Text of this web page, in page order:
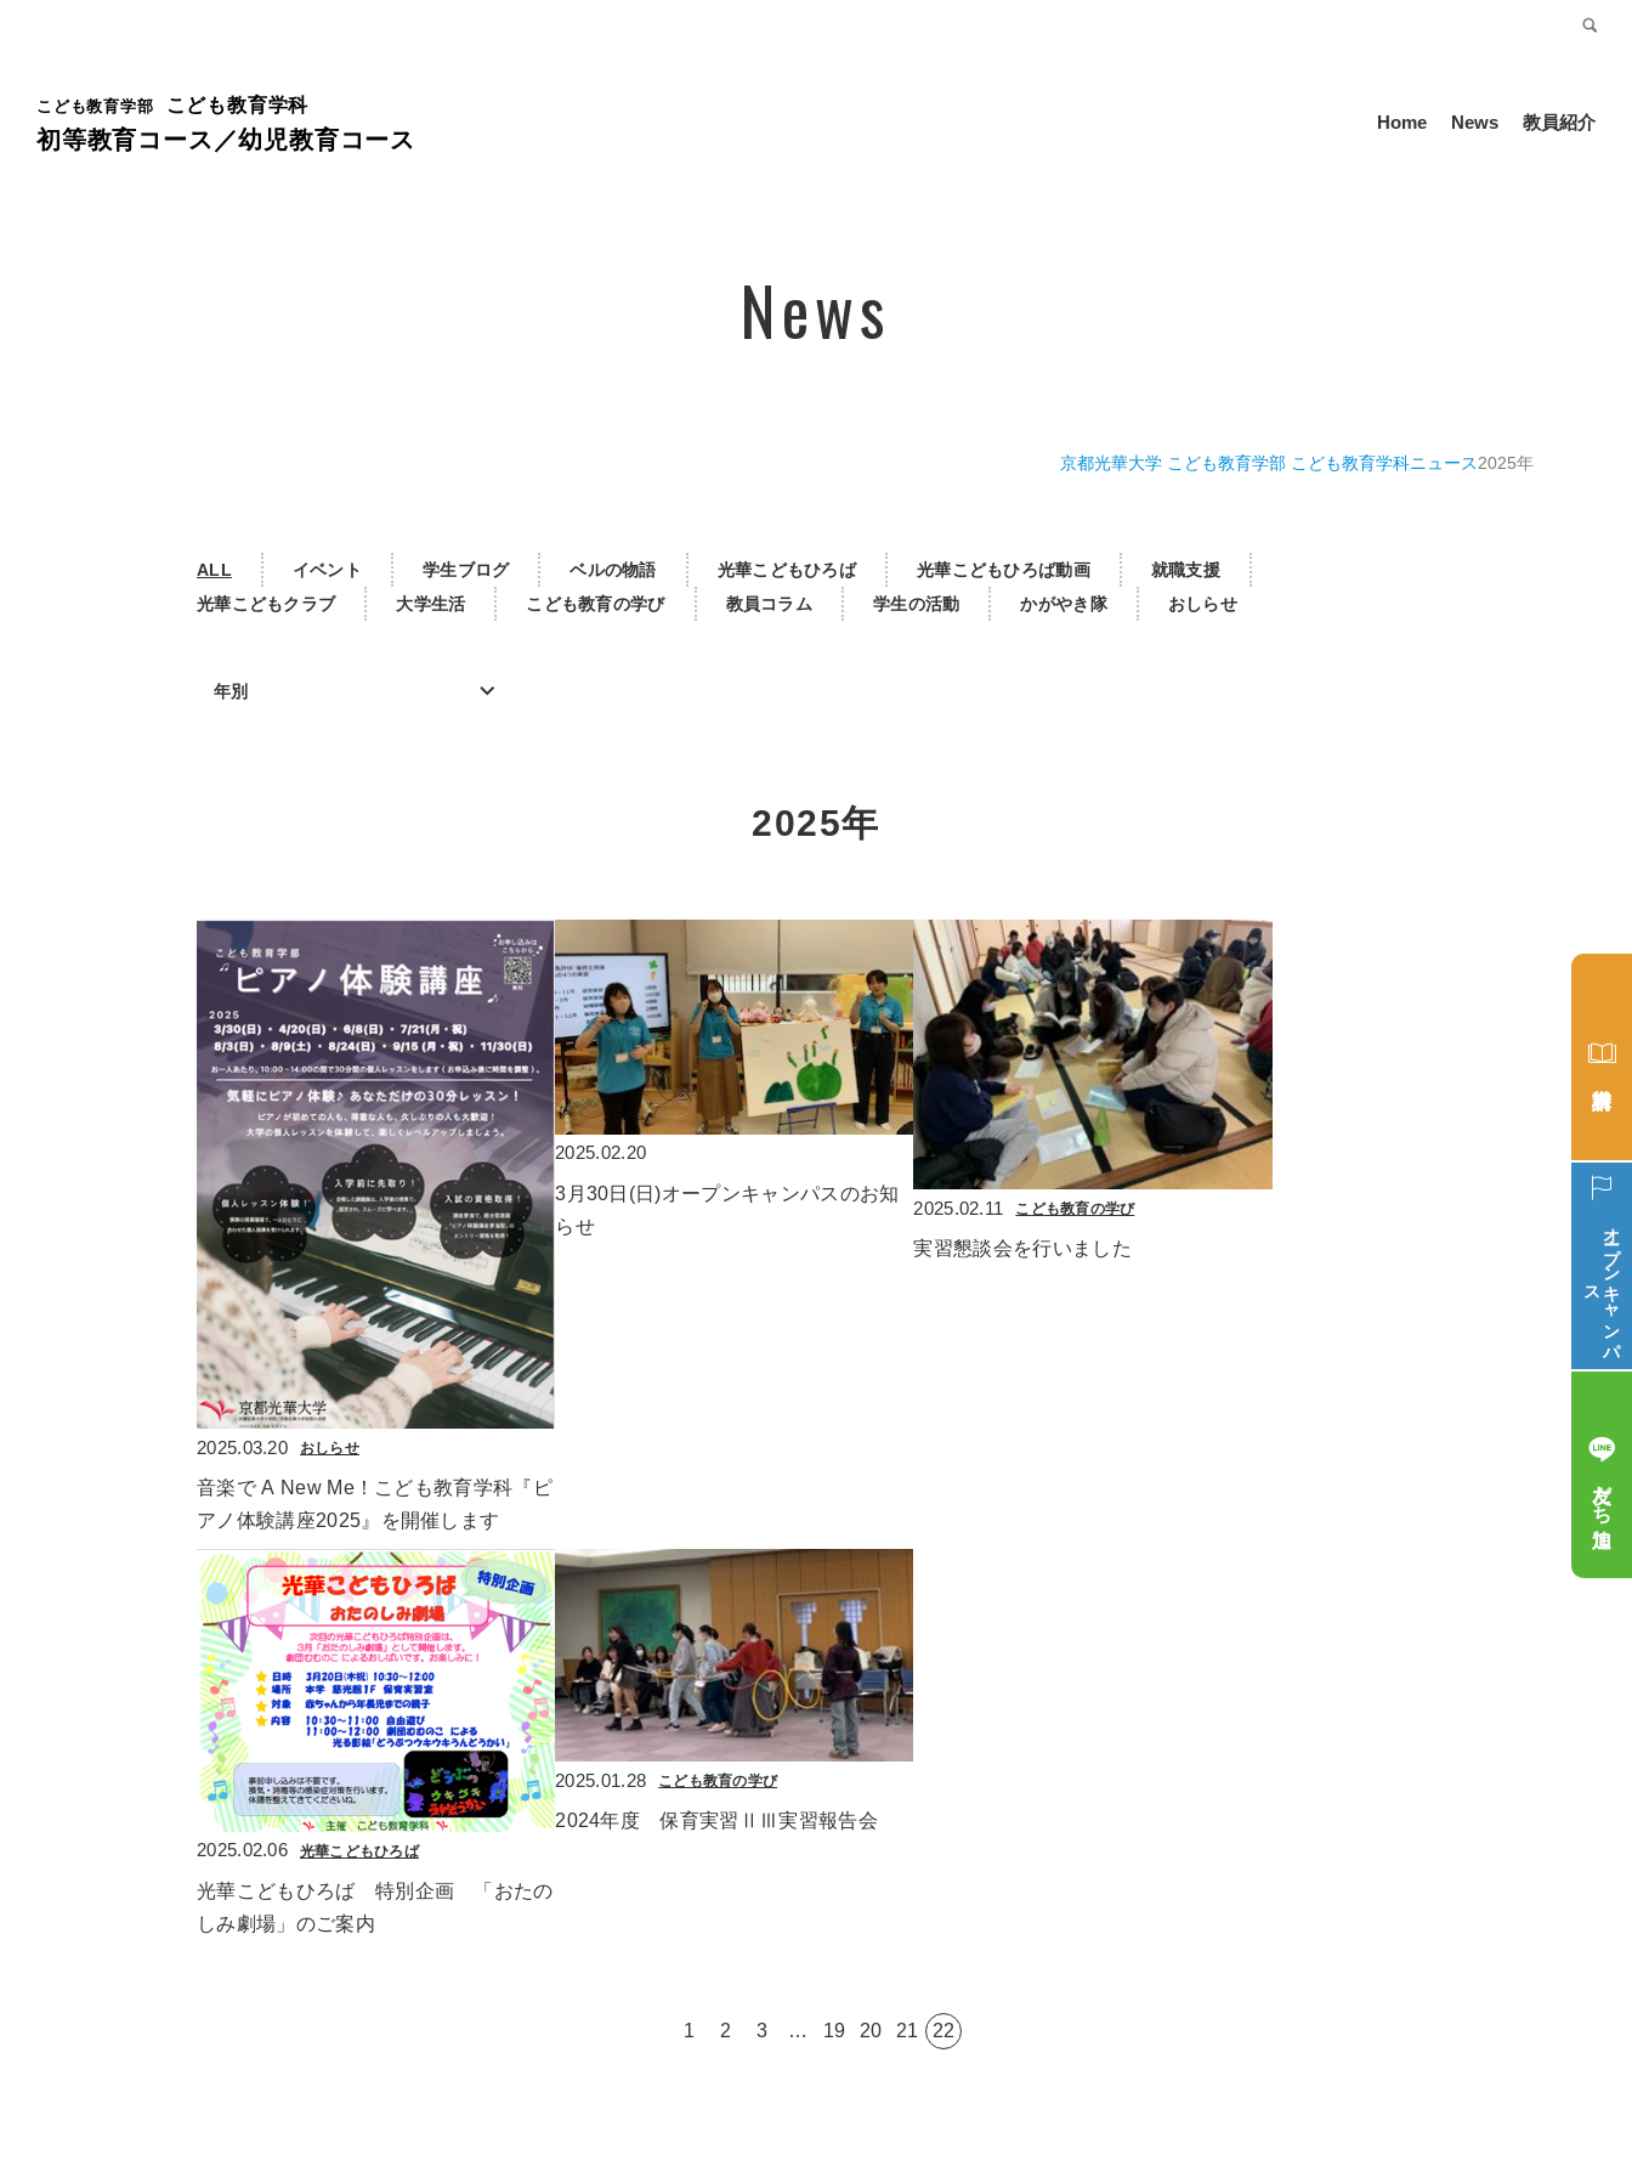
こども教育学部 こども教育学科
初等教育コース／幼児教育コース
Home News 教員紹介
News
京都光華大学 こども教育学部 こども教育学科ニュース2025年
ALL イベント 学生ブログ ベルの物語 光華こどもひろば 光華こどもひろば動画
就職支援
光華こどもクラブ
大学生活 こども教育の学び 教員コラム 学生の活動 かがやき隊 おしらせ
年別
2025年
2025.03.20 おしらせ
音楽で A New Me！こども教育学科『ピ
アノ体験講座2025』を開催します
2025.02.20
3月30日(日)オープンキャンパスのお知
らせ
2025.02.11 こども教育の学び
実習懇談会を行いました
2025.02.06 光華こどもひろば
光華こどもひろば　特別企画　「おたの
しみ劇場」のご案内
2025.01.28 こども教育の学び
2024年度　保育実習ⅡⅢ実習報告会
1 2 3 … 19 20 21 22
オープン
キ
ャ
ン
パ
ス
友だち追加